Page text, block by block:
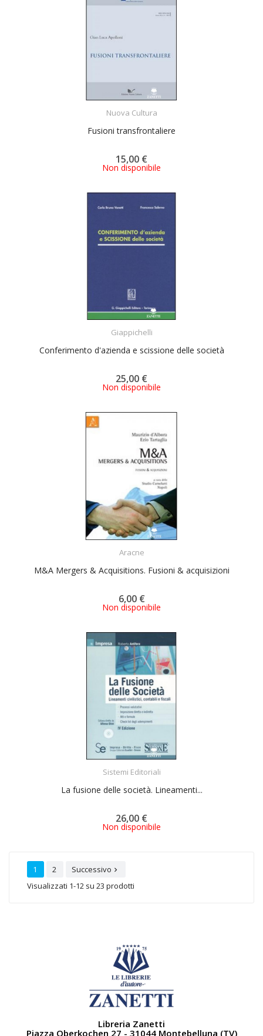
Nuova Cultura
Fusioni transfrontaliere
15,00 €
Non disponibile
Giappichelli
Conferimento d'azienda e scissione delle società
25,00 €
Non disponibile
Aracne
M&A Mergers & Acquisitions. Fusioni & acquisizioni
6,00 €
Non disponibile
Sistemi Editoriali
La fusione delle società. Lineamenti...
26,00 €
Non disponibile
1 2 Successivo 
Visualizzati 1-12 su 23 prodotti
Libreria Zanetti
Piazza Oberkochen 27 - 31044 Montebelluna (TV)